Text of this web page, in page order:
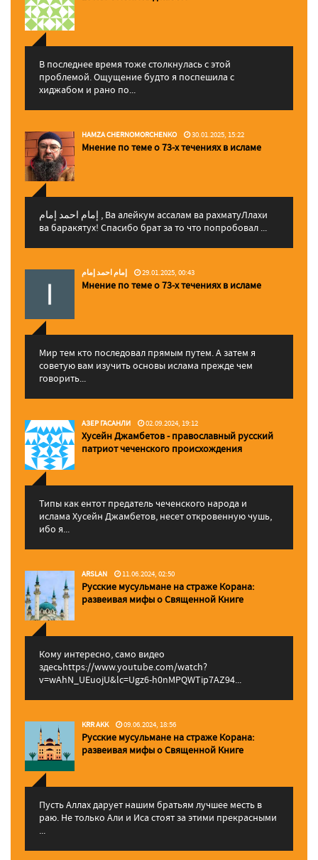
В последнее время тоже столкнулась с этой
проблемой. Ощущение будто я поспешила с
хиджабом и рано по...
HAMZA CHERNOMORCHENKO 30.01.2025, 15:22
Мнение по теме о 73-х течениях в исламе
إمام احمد إمام , Ва алейкум ассалам ва рахматуЛлахи
ва баракятух! Спасибо брат за то что попробовал ...
إمام احمد إمام 29.01.2025, 00:43
Мнение по теме о 73-х течениях в исламе
Мир тем кто последовал прямым путем. А затем я
советую вам изучить основы ислама прежде чем
говорить...
АЗЕР ГАСАНЛИ 02.09.2024, 19:12
Хусейн Джамбетов - православный русский
патриот чеченского происхождения
Типы как ентот предатель чеченского народа и
ислама Хусейн Джамбетов, несет откровенную чушь,
ибо я...
ARSLAN 11.06.2024, 02:50
Русские мусульмане на страже Корана:
pазвеивая мифы о Священной Книге
Кому интересно, само видео
здесьhttps://www.youtube.com/watch?
v=wAhN_UEuojU&lc=Ugz6-h0nMPQWTip7AZ94...
KRR AKK 09.06.2024, 18:56
Русские мусульмане на страже Корана:
pазвеивая мифы о Священной Книге
Пусть Аллах дарует нашим братьям лучшее месть в
раю. Не только Али и Иса стоят за этими прекрасными
...